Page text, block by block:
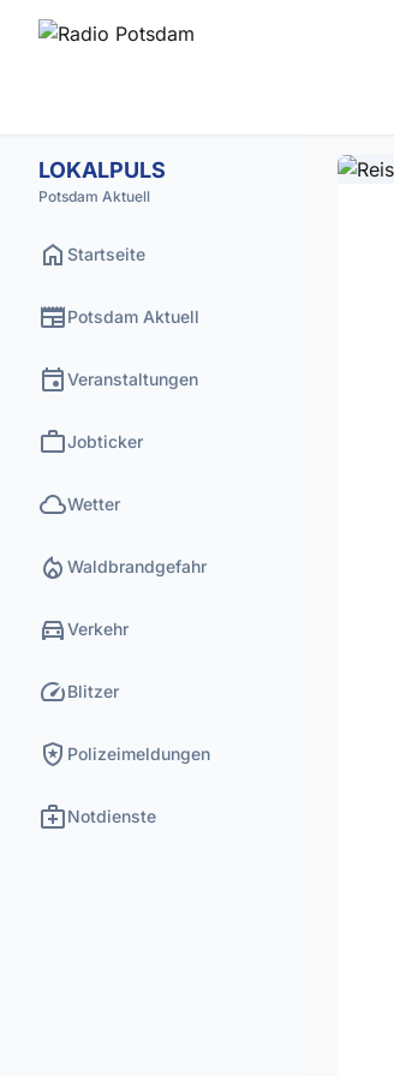
LOKALPULS
Potsdam Aktuell
home Startseite
newspaperPotsdam Aktuell
eventVeranstaltungen
workJobticker
cloudWetter
local_fire_department Waldbrandgefahr
directions_carVerkehr
speedBlitzer
local_police Polizeimeldungen
medical_servicesNotdienste